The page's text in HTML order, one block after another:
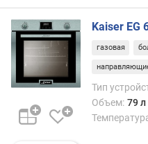
л
у
б
и
н
а
л
я
Kaiser EG
газовая
Тип
Объем: 79 л